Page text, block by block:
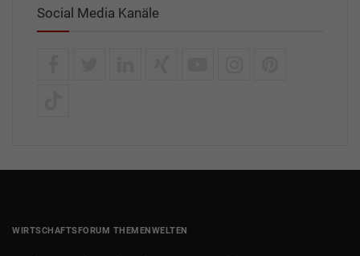
Social Media Kanäle
WIRTSCHAFTSFORUM THEMENWELTEN